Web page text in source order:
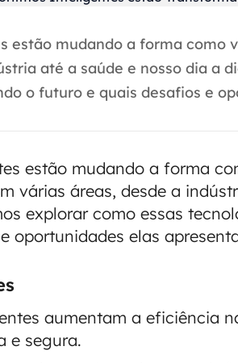
estão mudando a forma como
até a saúde e nosso dia a
o futuro e quais desafios e
estão mudando a forma
várias áreas, desde a
explorar como essas
oportunidades elas
aumentam a eficiência
e segura.